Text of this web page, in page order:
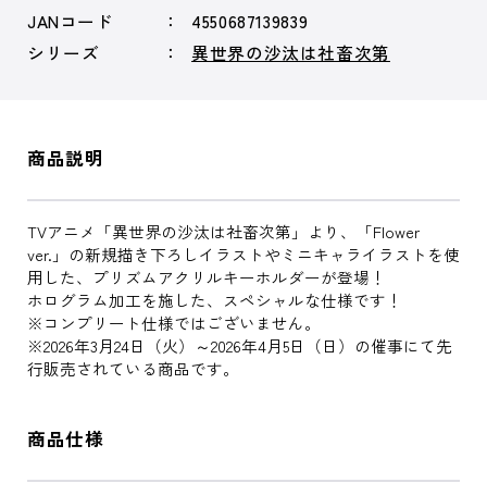
JANコード
4550687139839
シリーズ
異世界の沙汰は社畜次第
商品説明
TVアニメ「異世界の沙汰は社畜次第」より、「Flower
ver.」の新規描き下ろしイラストやミニキャライラストを使
用した、プリズムアクリルキーホルダーが登場！
ホログラム加工を施した、スペシャルな仕様です！
※コンプリート仕様ではございません。
※2026年3月24日（火）～2026年4月5日（日）の催事にて先
行販売されている商品です。
商品仕様